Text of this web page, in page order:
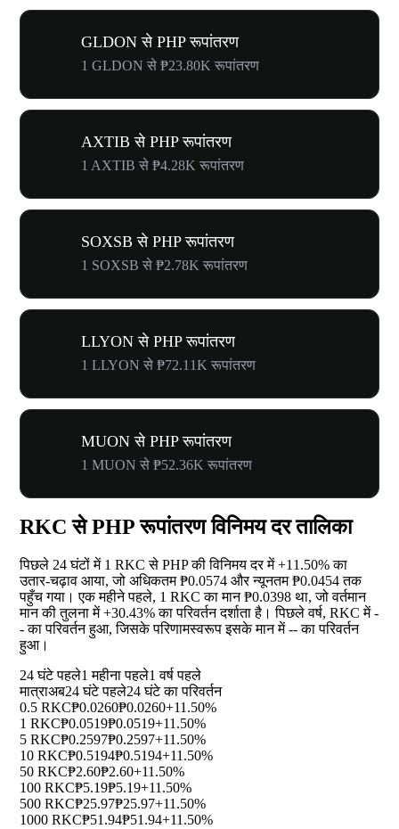
GLDON से PHP रूपांतरण
1 GLDON से ₱23.80K रूपांतरण
AXTIB से PHP रूपांतरण
1 AXTIB से ₱4.28K रूपांतरण
SOXSB से PHP रूपांतरण
1 SOXSB से ₱2.78K रूपांतरण
LLYON से PHP रूपांतरण
1 LLYON से ₱72.11K रूपांतरण
MUON से PHP रूपांतरण
1 MUON से ₱52.36K रूपांतरण
RKC से PHP रूपांतरण विनिमय दर तालिका
पिछले 24 घंटों में 1 RKC से PHP की विनिमय दर में+11.50%का
उतार-चढ़ाव आया, जो अधिकतम ₱0.0574 और न्यूनतम ₱0.0454 तक
पहुँच गया। एक महीने पहले, 1 RKC का मान ₱0.0398 था, जो वर्तमान
मान की तुलना में+30.43%का परिवर्तन दर्शाता है। पिछले वर्ष, RKC में-
-का परिवर्तन हुआ, जिसके परिणामस्वरूप इसके मान में--का परिवर्तन
हुआ।
24 घंटे पहले1 महीना पहले1 वर्ष पहले
मात्राअब24 घंटे पहले24 घंटे का परिवर्तन
0.5 RKC₱0.0260₱0.0260+11.50%
1 RKC₱0.0519₱0.0519+11.50%
5 RKC₱0.2597₱0.2597+11.50%
10 RKC₱0.5194₱0.5194+11.50%
50 RKC₱2.60₱2.60+11.50%
100 RKC₱5.19₱5.19+11.50%
500 RKC₱25.97₱25.97+11.50%
1000 RKC₱51.94₱51.94+11.50%